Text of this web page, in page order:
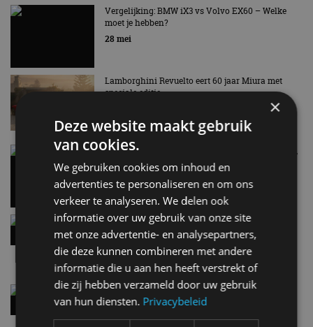
AUTORAI REGELT HET!
EV Experience 2026 van 24 tot 26 september
Vergelijking: BMW iX3 vs Volvo EX60 – Welke
moet je hebben?
28 mei
Lamborghini Revuelto eert 60 jaar Miura met
speciale editie
Carbon fibre op je laadkabel: nergens voor nodig,
en precies daarom geweldig
5 aug
Hennessey Blackbird krijgt atmosferische V8 en
handbak: soms is eenvoud leuker
5 aug
Audi A2 e-Tron mikt op verbruik van 12,8 kWh
per 100 kilometer
4 aug
×
Deze website maakt gebruik
van cookies.
We gebruiken cookies om inhoud en
advertenties te personaliseren en om ons
verkeer te analyseren. We delen ook
informatie over uw gebruik van onze site
met onze advertentie- en analysepartners,
die deze kunnen combineren met andere
informatie die u aan hen heeft verstrekt of
die zij hebben verzameld door uw gebruik
van hun diensten. Privacybeleid